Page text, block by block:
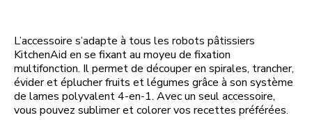
L’accessoire s’adapte à tous les robots pâtissiers
KitchenAid en se fixant au moyeu de fixation
multifonction. Il permet de découper en spirales, trancher,
évider et éplucher fruits et légumes grâce à son système
de lames polyvalent 4-en-1. Avec un seul accessoire,
vous pouvez sublimer et colorer vos recettes préférées.